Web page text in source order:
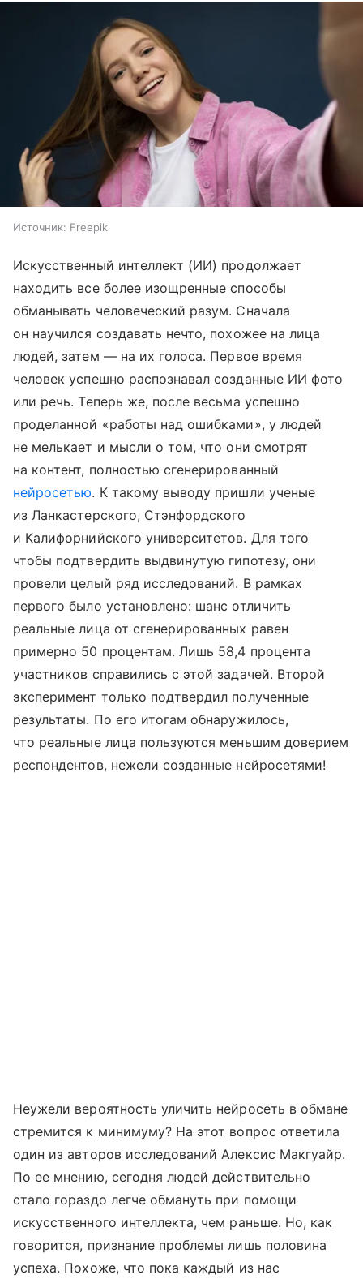
Источник: Freepik
Искусственный интеллект (ИИ) продолжает
находить все более изощренные способы
обманывать человеческий разум. Сначала
он научился создавать нечто, похожее на лица
людей, затем — на их голоса. Первое время
человек успешно распознавал созданные ИИ фото
или речь. Теперь же, после весьма успешно
проделанной «работы над ошибками», у людей
не мелькает и мысли о том, что они смотрят
на контент, полностью сгенерированный
нейросетью. К такому выводу пришли ученые
из Ланкастерского, Стэнфордского
и Калифорнийского университетов. Для того
чтобы подтвердить выдвинутую гипотезу, они
провели целый ряд исследований. В рамках
первого было установлено: шанс отличить
реальные лица от сгенерированных равен
примерно 50 процентам. Лишь 58,4 процента
участников справились с этой задачей. Второй
эксперимент только подтвердил полученные
результаты. По его итогам обнаружилось,
что реальные лица пользуются меньшим доверием
респондентов, нежели созданные нейросетями!
Неужели вероятность уличить нейросеть в обмане
стремится к минимуму? На этот вопрос ответила
один из авторов исследований Алексис Макгуайр.
По ее мнению, сегодня людей действительно
стало гораздо легче обмануть при помощи
искусственного интеллекта, чем раньше. Но, как
говорится, признание проблемы лишь половина
успеха. Похоже, что пока каждый из нас